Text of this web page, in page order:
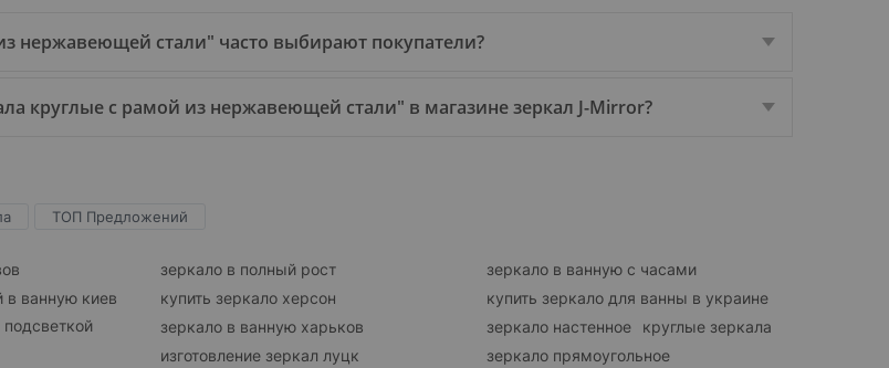
нержавеющей стали" часто выбирают покупатели?
круглые с рамой из нержавеющей стали" в магазине зеркал J-Mirror?
ТОП Предложений
в ванную киев
зеркало в полный рост
купить зеркало херсон
зеркало в ванную харьков
изготовление зеркал луцк
зеркало в ванную с часами
купить зеркало для ванны в украине
зеркало настенное
круглые зеркала
зеркало прямоугольное